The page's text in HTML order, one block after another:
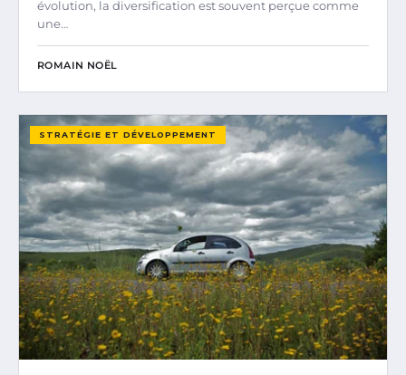
évolution, la diversification est souvent perçue comme
une…
ROMAIN NOËL
STRATÉGIE ET DÉVELOPPEMENT